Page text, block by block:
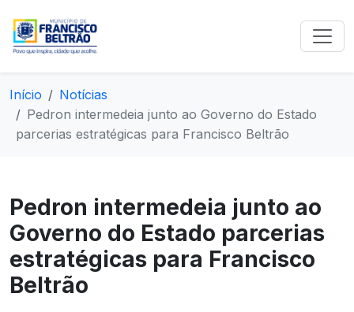
Início
Notícias
Pedron intermedeia junto ao Governo do Estado
parcerias estratégicas para Francisco Beltrão
Pedron intermedeia junto ao
Governo do Estado parcerias
estratégicas para Francisco
Beltrão